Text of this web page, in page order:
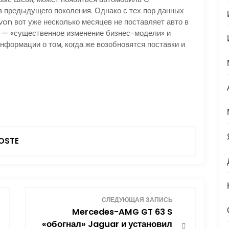
предыдущего поколения. Однако с тех пор данных
вот уже несколько месяцев не поставляет авто в
«существенное изменение бизнес-модели» и
о том, когда же возобновятся поставки и
СЛЕДУЮЩАЯ ЗАПИСЬ
Mercedes-AMG GT 63 S
«обогнал» Jaguar и установил